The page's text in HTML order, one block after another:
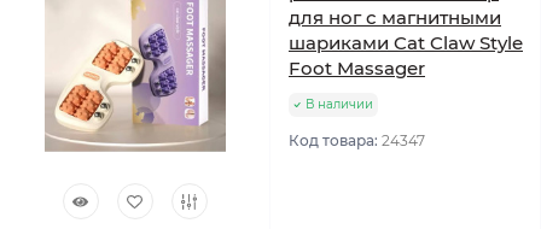
для ног с магнитными
шариками Cat Claw Style
Foot Massager
В наличии
Код товара: 24347